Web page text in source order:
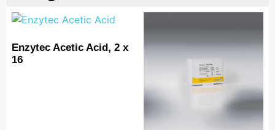
Enzytec Acetic Acid, 2 x
16